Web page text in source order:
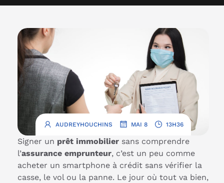
AUDREYHOUCHINS MAI 8 13H36
Signer un prêt immobilier sans comprendre
l’assurance emprunteur, c’est un peu comme
acheter un smartphone à crédit sans vérifier la
casse, le vol ou la panne. Le jour où tout va bien,